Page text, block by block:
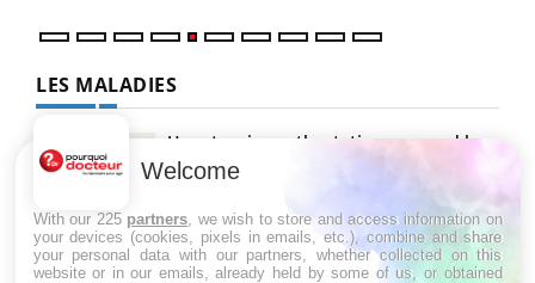
LES MALADIES
Hypotension orthostatique : quand la
pression artérielle chute au lever
Drépanocytose : une déformation des
globules rouges aux conséquences
Welcome
With our 225 partners , we wish to store and access information on
your devices (cookies, pixels in emails, etc.), combine and share
your personal data with our partners, whether collected on this
website or in our emails, already held by some of us, or obtained